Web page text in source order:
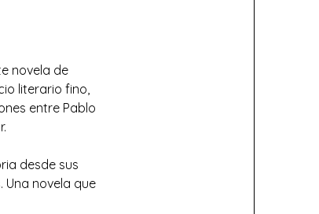
novela de
literario fino,
entre Pablo
desde sus
Una novela que